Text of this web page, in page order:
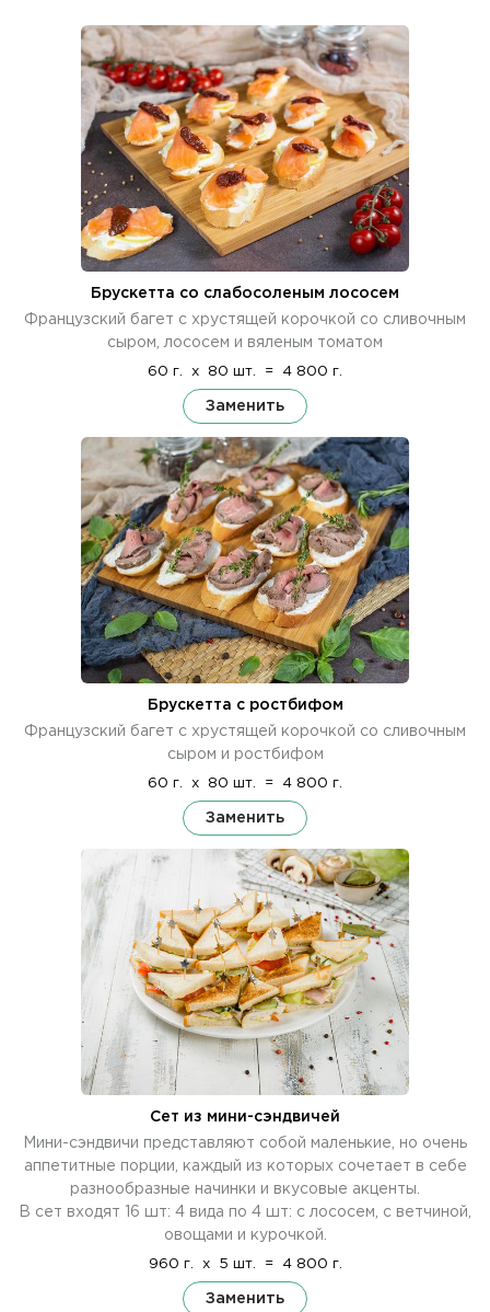
Брускетта со слабосоленым лососем
Французский багет с хрустящей корочкой со сливочным
сыром, лососем и вяленым томатом
60 г. x 80 шт. = 4 800 г.
Заменить
Брускетта с ростбифом
Французский багет с хрустящей корочкой со сливочным
сыром и ростбифом
60 г. x 80 шт. = 4 800 г.
Заменить
Сет из мини-сэндвичей
Мини-сэндвичи представляют собой маленькие, но очень
аппетитные порции, каждый из которых сочетает в себе
разнообразные начинки и вкусовые акценты.
В сет входят 16 шт: 4 вида по 4 шт: с лососем, с ветчиной,
овощами и курочкой.
960 г. x 5 шт. = 4 800 г.
Заменить